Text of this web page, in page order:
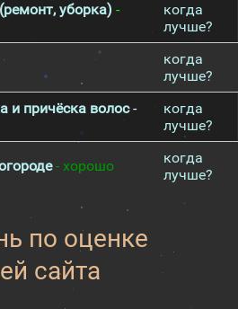
уборка) -
когда
лучше?
когда
лучше?
и причёска волос-
когда
лучше?
- хорошо
когда
лучше?
по оценке
сайта